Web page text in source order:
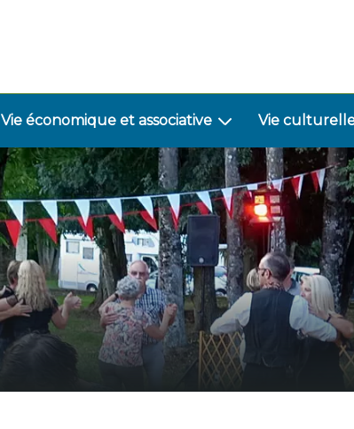
Vie économique et associative Vie